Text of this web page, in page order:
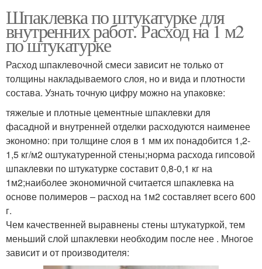
Шпаклевка по штукатурке для
внутренних работ. Расход на 1 м2
по штукатурке
Расход шпаклевочной смеси зависит не только от
толщины накладываемого слоя, но и вида и плотности
состава. Узнать точную цифру можно на упаковке:
тяжелые и плотные цементные шпаклевки для
фасадной и внутренней отделки расходуются наименее
экономно: при толщине слоя в 1 мм их понадобится 1,2-
1,5 кг/м2 оштукатуренной стены;норма расхода гипсовой
шпаклевки по штукатурке составит 0,8-0,1 кг на
1м2;наиболее экономичной считается шпаклевка на
основе полимеров – расход на 1м2 составляет всего 600
г.
Чем качественней выравнены стены штукатуркой, тем
меньший слой шпаклевки необходим после нее . Многое
зависит и от производителя: